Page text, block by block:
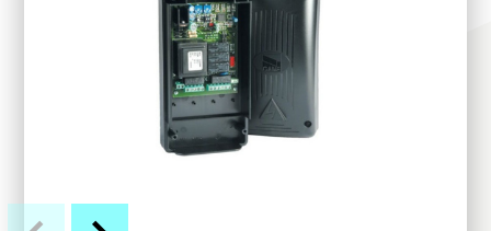
ΕΦΑΡΜΟΓΕΣ
ΑΛΟΥΜΙΝΙΟΥ